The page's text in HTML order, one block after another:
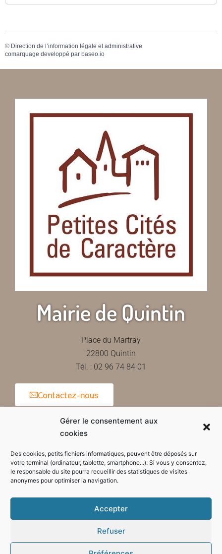
Gérer le consentement aux
cookies
Des cookies, petits fichiers informatiques, peuvent être déposés sur
votre terminal (ordinateur, tablette, smartphone...). Si vous y consentez,
le responsable du site pourra recueillir des statistiques de visites
anonymes pour optimiser la navigation.
Accepter
Refuser
© Direction de l’information légale et administrative
comarquage developpé par baseo.io
Mairie de Quintin
Place du Martray
22800 Quintin
Tél. : 02 96 74 84 01
Contactez-nous
Horaires d'ouverture de la mairie